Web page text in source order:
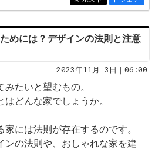
めには？デザインの法則と注意
2023年11月 3日｜06:00
たいと望むもの。
どんな家でしょうか。
には法則が存在するのです。
ンの法則や、おしゃれな家を建